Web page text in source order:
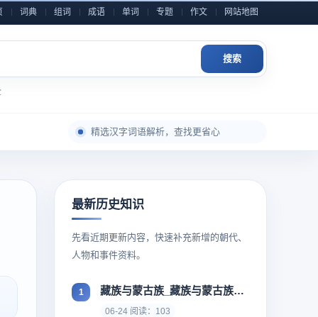
词典 组词 成语 单词 专题 作文 网站地图
搜索
作文金句和素材灵感，积累写作不发愁
每日积累一点，表达自然更从容
最新历史知识
先看近期更新内容，快速补充新增的朝代、
人物和事件资料。
藏族与蒙古族_藏族与蒙古族有着相似的基因
06-24 阅读：103